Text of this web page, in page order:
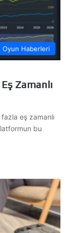
Oyun Haberleri
Zamanlı
eş zamanlı
bu